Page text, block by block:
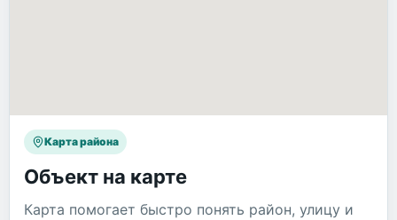
Карта района
Объект на карте
Карта помогает быстро понять район, улицу и